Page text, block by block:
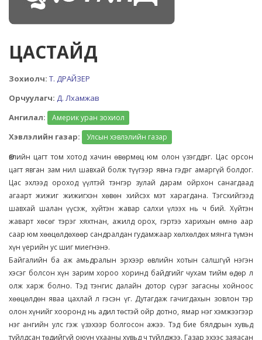
ЦАСТАЙД
Зохиолч: Т. ДРАЙЗЕР
Орчуулагч: Д. Лхамжав
Ангилал:
Америк уран зохиол
Хэвлэлийн газар:
Улсын хэвлэлийн газар
Өвлийн цагт том хотод хачин өвөрмөц юм олон үзэгддэг. Цас орсон
цагт явган зам нил шавхай болж түүгээр явна гэдэг амаргүй болдог.
Цас эхлээд ороход үүлтэй тэнгэр зулай дарам ойрхон санагдаад
агаарт жижиг жижигхэн хөвөн хийсэх мэт харагдана. Тэгсхийгээд
шавхай шалан үүсэж, хүйтэн жавар салхи үлээх нь ч бий. Хүйтэн
жаварт хөсөг тэрэг хяхтнан, ажилд орох, гэртээ харихын өмнө аар
саар юм хөөцөлдөхөөр сандралдан гудамжаар хөлхөлдөх мянга түмэн
хүн үерийн ус шиг миегнэнэ.
Байгалийн ба аж амьдралын эрхээр өвлийн хотын салшгүй нэгэн
хэсэг болсон хүн зарим хороо хоринд байдгийг чухам тийм өдөр л
олж харж болно. Тэд тэнгис далайн дотор сүрэг загасны хойноос
хөөцөлдөн яваа цахлай л гэсэн үг. Дутагдаж гачигдахын зовлон тэр
олон хүнийг хооронд нь адил төстэй ойр дотно, ямар нэг хэмжээгээр
нэг ангийн улс гэж үзэхээр болгосон ажээ. Тэд бие бялдрын хувьд
туйлдсан төдийгүй оюун ухааны хувьд ч туйлджээ. Газар эхээс заяасан